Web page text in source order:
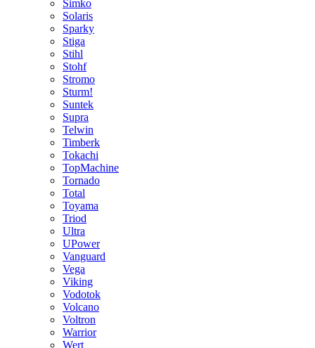
Simko
Solaris
Sparky
Stiga
Stihl
Stohf
Stromo
Sturm!
Suntek
Supra
Telwin
Timberk
Tokachi
TopMachine
Tornado
Total
Toyama
Triod
Ultra
UPower
Vanguard
Vega
Viking
Vodotok
Volcano
Voltron
Warrior
Wert